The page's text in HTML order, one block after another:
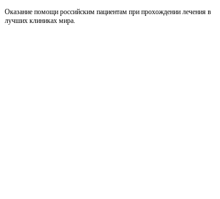
Оказание помощи российским пациентам при прохождении лечения в
лучших клиниках мира.